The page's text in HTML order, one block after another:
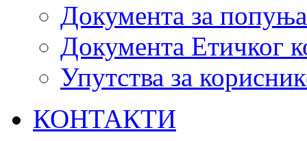
Документа за
Документа Етичког
Упутства за
КОНТАКТИ